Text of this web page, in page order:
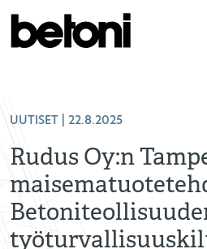
UUTISET | 22.8.2025
Rudus Oy:n